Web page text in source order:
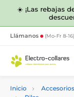
☀️ ¡Las rebajas
Llámanos (Mo-Fr 8-16)
Inicio Accesorios